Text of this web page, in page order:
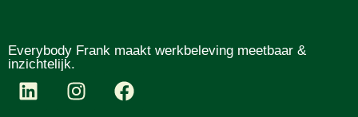
Everybody Frank maakt werkbeleving meetbaar &
inzichtelijk.